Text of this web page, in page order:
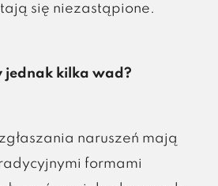
się niezastąpione.
jednak kilka wad?
naruszeń mają
formami